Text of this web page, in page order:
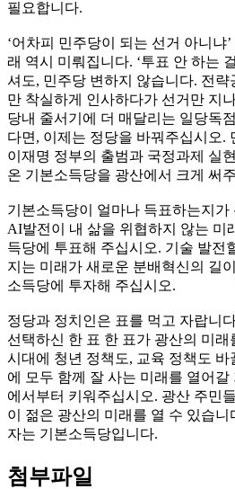
필요합니다.
‘어차피 민주당이 되는 선거 아니냐
래 역시 미뤄집니다. ‘투표 안 하는
셔도, 민주당 변하지 않습니다. 전략
만 착실하게 인사하다가 선거만 지
당내 줄서기에 더 매달리는 일당독
다면, 이제는 정당을 바꿔주십시오.
이재명 정부의 출범과 국정과제 실
온 기본소득당을 광산에서 크게 써
기본소득당이 얼마나 득표하는지가
AI발전이 내 삶을 위협하지 않는 미
득당에 투표해 주십시오. 기술 발전
지는 미래가 새로운 분배혁신의 길
소득당에 투자해 주십시오.
정당과 정치인은 표를 먹고 자랍니
선택하신 한 표 한 표가 광산의 미
시대에 청년 정책도, 교육 정책도
에 모두 함께 잘 사는 미래를 열어
에서부터 키워주십시오. 광산 주민
이 젊은 광산의 미래를 열 수 있습
자는 기본소득당입니다.
첨부파일